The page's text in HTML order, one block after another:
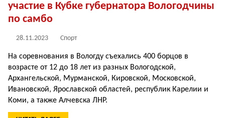
участие в Кубке губернатора Вологодчины
по самбо
28.11.2023 Спорт
На соревнования в Вологду съехались 400 борцов в
возрасте от 12 до 18 лет из разных Вологодской,
Архангельской, Мурманской, Кировской, Московской,
Ивановской, Ярославской областей, республик Карелии и
Коми, а также Алчевска ЛНР.